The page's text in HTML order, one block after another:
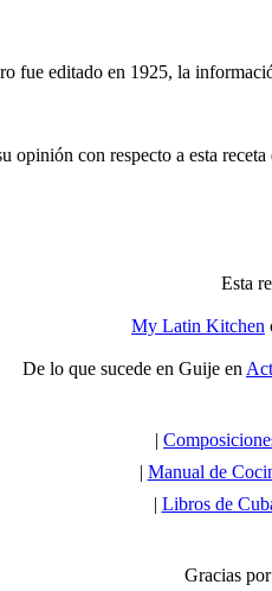
fue editado en 1925, la
opinión con respecto a esta
Esta
My Latin Kitchen
De lo que sucede en Guije en
|
| Manual de
| Libros de
Gracias